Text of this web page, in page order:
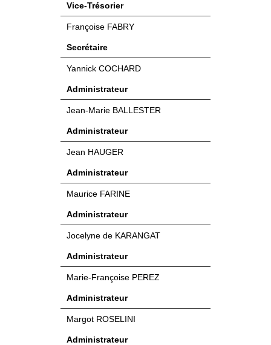
Vice-Trésorier
Françoise FABRY
Secrétaire
Yannick COCHARD
Administrateur
Jean-Marie BALLESTER
Administrateur
Jean HAUGER
Administrateur
Maurice FARINE
Administrateur​
Jocelyne de KARANGAT
Administrateur​
Marie-Françoise PEREZ
Administrateur​
Margot ROSELINI
Administrateur​